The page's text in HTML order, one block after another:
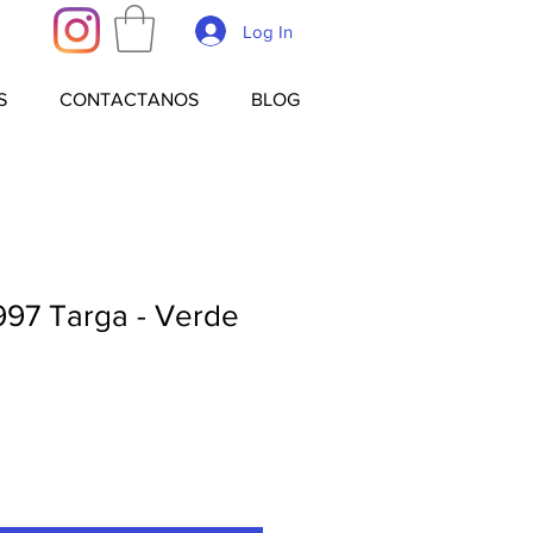
Log In
CONTACTANOS BLOG
Targa - Verde